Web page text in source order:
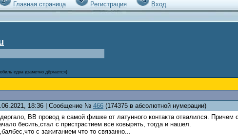
Главная страница Регистрация
Вход
едва дзаметно дёргается)
18:36 | Сообщение № 466 (174375 в абсолютной нумерации)
ВВ провод в самой фишке от латунного контакта отвалился.
бесить,стал с пристрастием все ковырять, тогда и нашел.
с зажиганием что то связанно...